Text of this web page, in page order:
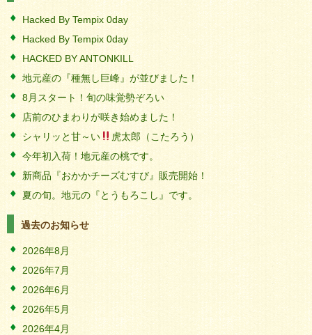
Hacked By Tempix 0day
Hacked By Tempix 0day
HACKED BY ANTONKILL
地元産の『種無し巨峰』が並びました！
8月スタート！旬の味覚勢ぞろい
店前のひまわりが咲き始めました！
シャリッと甘～い
虎太郎（こたろう）
今年初入荷！地元産の桃です。
新商品『おかかチーズむすび』販売開始！
夏の旬。地元の『とうもろこし』です。
過去のお知らせ
2026年8月
2026年7月
2026年6月
2026年5月
2026年4月